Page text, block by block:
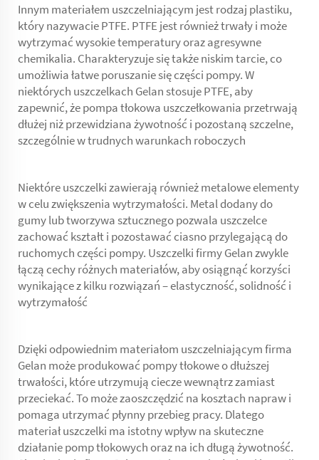
Innym materiałem uszczelniającym jest rodzaj plastiku,
który nazywacie PTFE. PTFE jest również trwały i może
wytrzymać wysokie temperatury oraz agresywne
chemikalia. Charakteryzuje się także niskim tarcie, co
umożliwia łatwe poruszanie się części pompy. W
niektórych uszczelkach Gelan stosuje PTFE, aby
zapewnić, żepompa tłokowa uszczełkowania przetrwają
dłużej niż przewidziana żywotność i pozostaną szczelne,
szczególnie w trudnych warunkach roboczych
Niektóre uszczelki zawierają również metalowe elementy
w celu zwiększenia wytrzymałości. Metal dodany do
gumy lub tworzywa sztucznego pozwala uszczelce
zachować kształt i pozostawać ciasno przylegającą do
ruchomych części pompy. Uszczelki firmy Gelan zwykle
łączą cechy różnych materiałów, aby osiągnąć korzyści
wynikające z kilku rozwiązań – elastyczność, solidność i
wytrzymałość
Dzięki odpowiednim materiałom uszczelniającym firma
Gelan może produkować pompy tłokowe o dłuższej
trwałości, które utrzymują ciecze wewnątrz zamiast
przeciekać. To może zaoszczędzić na kosztach napraw i
pomaga utrzymać płynny przebieg pracy. Dlatego
materiał uszczelki ma istotny wpływ na skuteczne
działanie pomp tłokowych oraz na ich długą żywotność.